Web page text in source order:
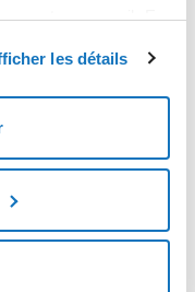
votre appareil. En
les détails